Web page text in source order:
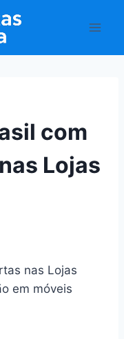
com
Lojas
nas Lojas
em móveis